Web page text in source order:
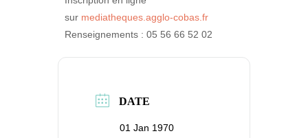
sur mediatheques.agglo-cobas.fr
Renseignements : 05 56 66 52 02
DATE
01 Jan 1970